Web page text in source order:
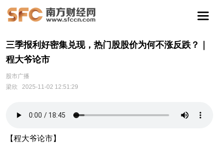
三季报利好密集兑现，热门股股价为何不涨反跌？｜
程大爷论市
股市广播
梁欣
2025-11-02 12:51:29
【程大爷论市】